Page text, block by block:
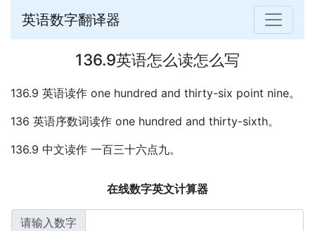
英语数字翻译器
136.9英语怎么读怎么写
136.9 英语读作 one hundred and thirty-six point nine。
136 英语序数词读作 one hundred and thirty-sixth。
136.9 中文读作 一百三十六点九。
在线数字英文计算器
请输入数字